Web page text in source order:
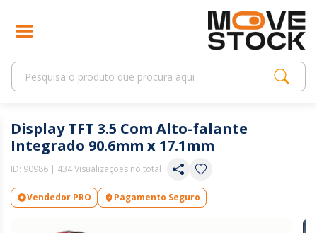
Display TFT 3.5 Com Alto-falante
Integrado 90.6mm x 17.1mm
ID: 90986 | 434 Visualizações no total
Vendedor PRO Pagamento Seguro